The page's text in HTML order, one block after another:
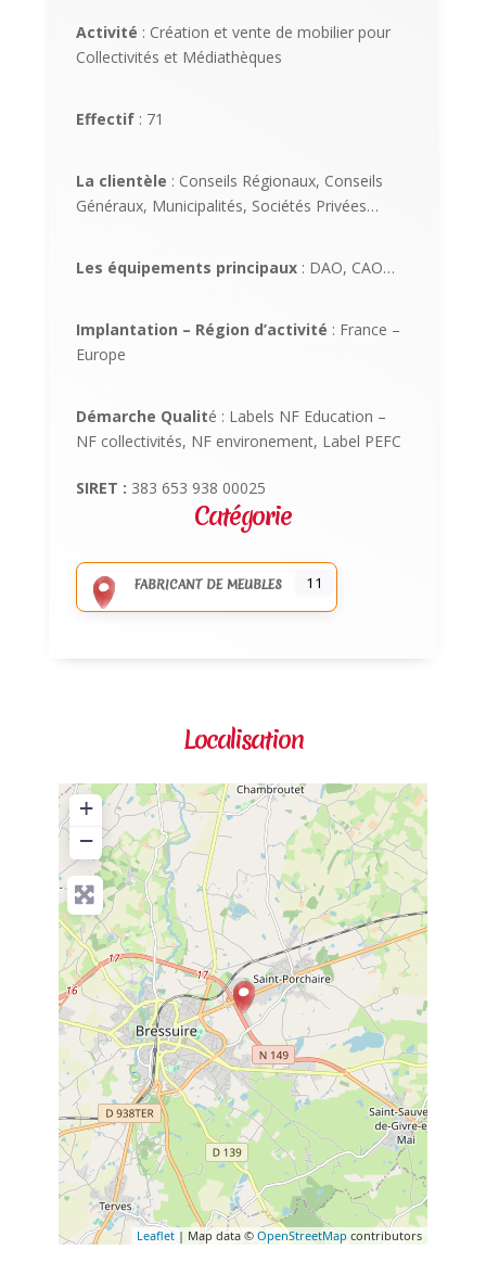
Activité : Création et vente de mobilier pour
Collectivités et Médiathèques
Effectif: 71
La clientèle : Conseils Régionaux, Conseils
Généraux, Municipalités, Sociétés Privées…
Les équipements principaux: DAO, CAO…
Implantation – Région d’activité : France –
Europe
Démarche Qualité : Labels NF Education –
NF collectivités, NF environement, Label PEFC
SIRET : 383 653 938 00025
Catégorie
FABRICANT DE MEUBLES 11
Localisation
+
−
Leaflet | Map data ©OpenStreetMap contributors